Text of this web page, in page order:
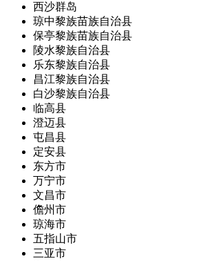
西沙群岛
琼中黎族苗族自治县
保亭黎族苗族自治县
陵水黎族自治县
乐东黎族自治县
昌江黎族自治县
白沙黎族自治县
临高县
澄迈县
屯昌县
定安县
东方市
万宁市
文昌市
儋州市
琼海市
五指山市
三亚市